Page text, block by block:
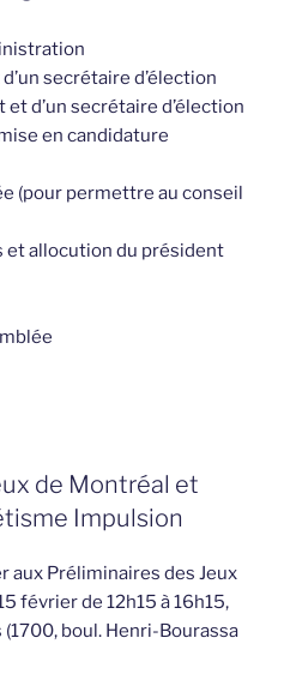
secrétaire d’élection
et d’un secrétaire d’élection
en candidature
(pour permettre au conseil
allocution du président
de Montréal et
Impulsion
aux Préliminaires des Jeux
février de 12h15 à 16h15,
boul. Henri-Bourassa